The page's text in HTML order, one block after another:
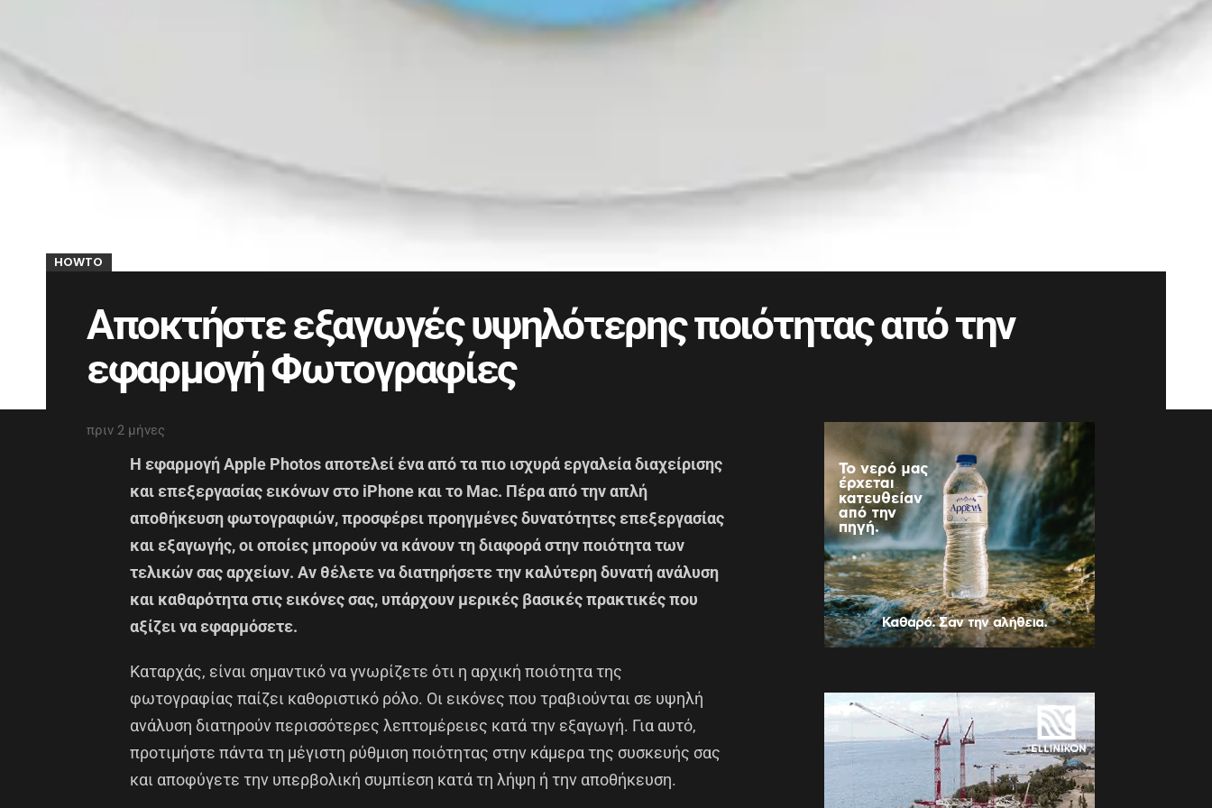
HOWTO
Αποκτήστε εξαγωγές υψηλότερης ποιότητας από την
εφαρμογή Φωτογραφίες
πριν 2 μήνες
Η εφαρμογή Apple Photos αποτελεί ένα από τα πιο ισχυρά εργαλεία διαχείρισης
και επεξεργασίας εικόνων στο iPhone και το Mac. Πέρα από την απλή
αποθήκευση φωτογραφιών, προσφέρει προηγμένες δυνατότητες επεξεργασίας
και εξαγωγής, οι οποίες μπορούν να κάνουν τη διαφορά στην ποιότητα των
τελικών σας αρχείων. Αν θέλετε να διατηρήσετε την καλύτερη δυνατή ανάλυση
και καθαρότητα στις εικόνες σας, υπάρχουν μερικές βασικές πρακτικές που
αξίζει να εφαρμόσετε.
Καταρχάς, είναι σημαντικό να γνωρίζετε ότι η αρχική ποιότητα της
φωτογραφίας παίζει καθοριστικό ρόλο. Οι εικόνες που τραβιούνται σε υψηλή
ανάλυση διατηρούν περισσότερες λεπτομέρειες κατά την εξαγωγή. Για αυτό,
προτιμήστε πάντα τη μέγιστη ρύθμιση ποιότητας στην κάμερα της συσκευής σας
και αποφύγετε την υπερβολική συμπίεση κατά τη λήψη ή την αποθήκευση.